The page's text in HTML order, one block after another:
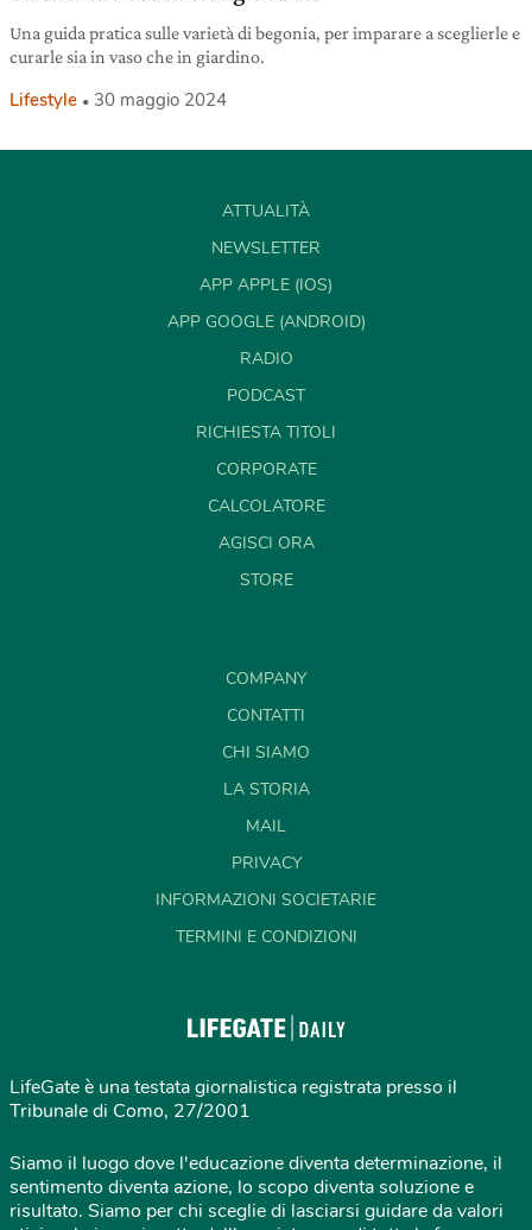
Una guida pratica sulle varietà di begonia, per imparare a sceglierle e
curarle sia in vaso che in giardino.
Lifestyle 30 maggio 2024
ATTUALITÀ
NEWSLETTER
APP APPLE (IOS)
APP GOOGLE (ANDROID)
RADIO
PODCAST
RICHIESTA TITOLI
CORPORATE
CALCOLATORE
AGISCI ORA
STORE
COMPANY
CONTATTI
CHI SIAMO
LA STORIA
MAIL
PRIVACY
INFORMAZIONI SOCIETARIE
TERMINI E CONDIZIONI
LifeGate è una testata giornalistica registrata presso il
Tribunale di Como, 27/2001
Siamo il luogo dove l'educazione diventa determinazione, il
sentimento diventa azione, lo scopo diventa soluzione e
risultato. Siamo per chi sceglie di lasciarsi guidare da valori